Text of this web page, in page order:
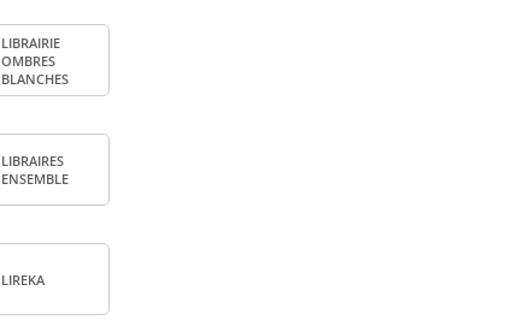
LIBRAI­RIE
OMBRES
BLANCHES
LIBRAIRES
ENSEMBLE
LIREKA